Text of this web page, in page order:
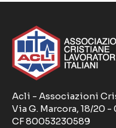
Acli - Associazioni
Via G. Marcora, 18/20 -
CF 80053230589